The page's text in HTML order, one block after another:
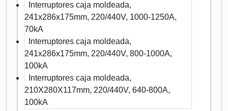
Interruptores caja moldeada,
241x286x175mm, 220/440V, 1000-1250A,
70kA
Interruptores caja moldeada,
241x286x175mm, 220/440V, 800-1000A,
100kA
Interruptores caja moldeada,
210X280X117mm, 220/440V, 640-800A,
100kA